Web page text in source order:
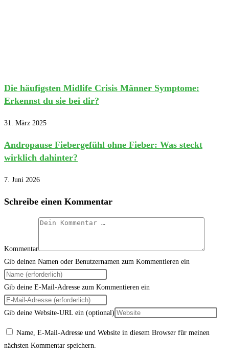
Die häufigsten Midlife Crisis Männer Symptome:
Erkennst du sie bei dir?
31. März 2025
Andropause Fiebergefühl ohne Fieber: Was steckt
wirklich dahinter?
7. Juni 2026
Schreibe einen Kommentar
Kommentar
Gib deinen Namen oder Benutzernamen zum Kommentieren ein
Gib deine E-Mail-Adresse zum Kommentieren ein
Gib deine Website-URL ein (optional)
Name, E-Mail-Adresse und Website in diesem Browser für meinen
nächsten Kommentar speichern.